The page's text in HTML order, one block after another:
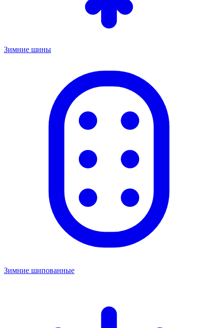
Зимние шины
Зимние шипованные